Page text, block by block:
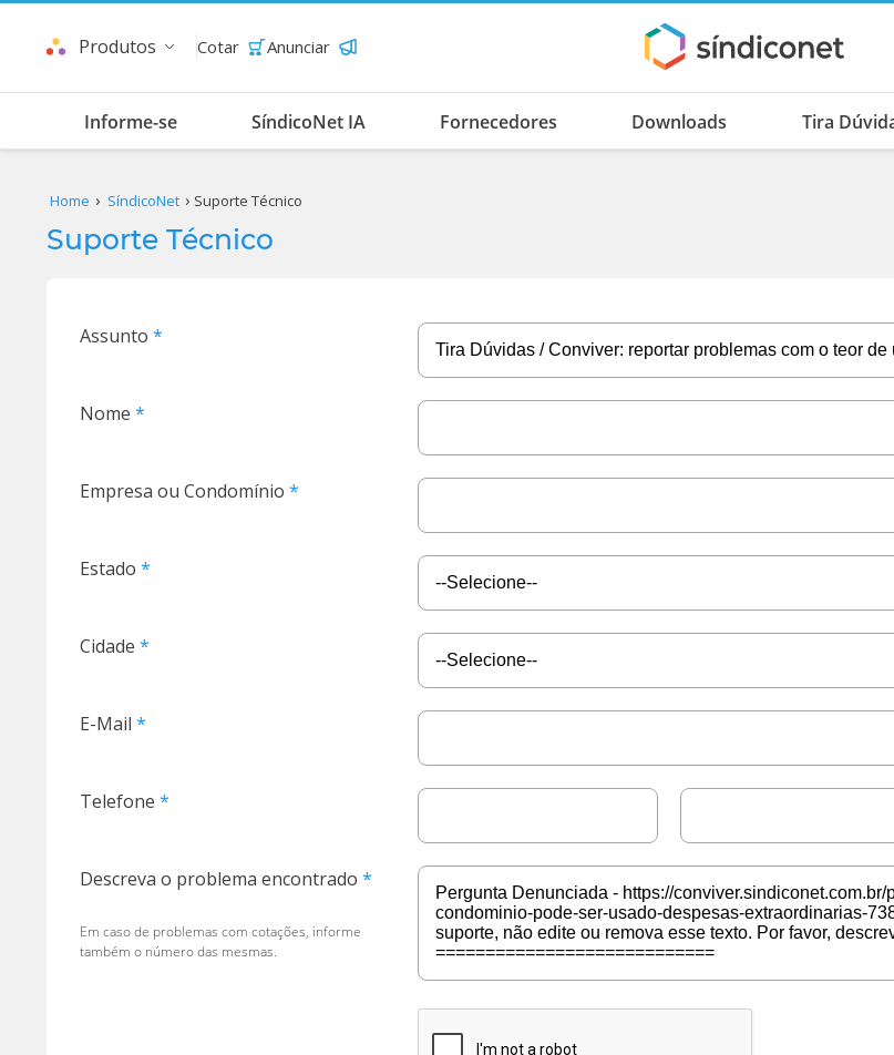
Produtos Cotar Anunciar
Informe-se SíndicoNet IA Fornecedores Downloads Tira
Home SíndicoNet Suporte Técnico
Suporte Técnico
Assunto
Nome
Empresa ou Condomínio
Estado
Cidade
E-Mail
Telefone
Descreva o problema encontrado
Em caso de problemas com cotações, informe
também o número das mesmas.